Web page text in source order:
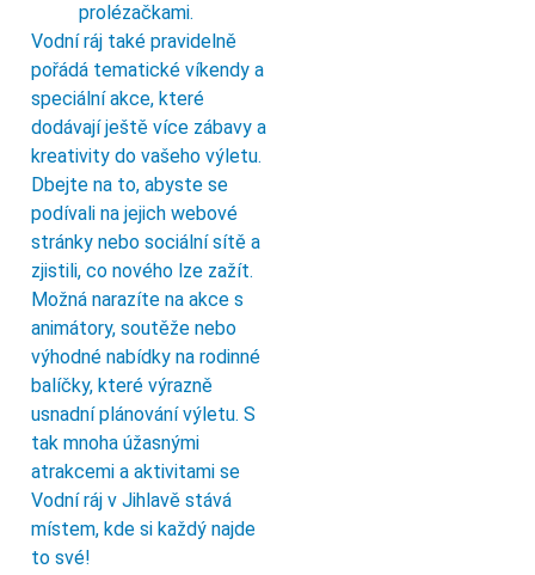
prolézačkami.
Vodní ráj také pravidelně
pořádá tematické víkendy a
speciální akce, které
dodávají ještě více zábavy a
kreativity do vašeho výletu.
Dbejte na to, abyste se
podívali na jejich webové
stránky nebo sociální sítě a
zjistili, co nového lze zažít.
Možná narazíte na akce s
animátory, soutěže nebo
výhodné nabídky na rodinné
balíčky, které výrazně
usnadní plánování výletu. S
tak mnoha úžasnými
atrakcemi a aktivitami se
Vodní ráj v Jihlavě stává
místem, kde si každý najde
to své!